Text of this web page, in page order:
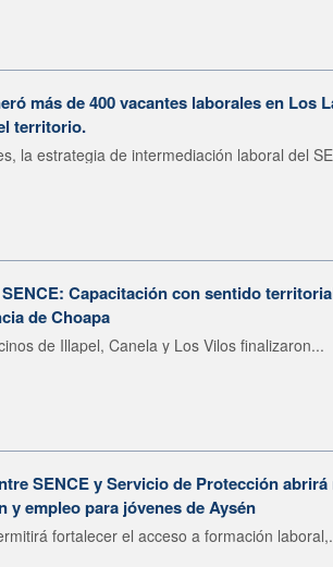
más de 400 vacantes laborales en Los
territorio.
la estrategia de intermediación laboral del
Capacitación con sentido
de Choapa
de Illapel, Canela y Los Vilos finalizaron...
SENCE y Servicio de Protección
y empleo para jóvenes de Aysén
fortalecer el acceso a formación